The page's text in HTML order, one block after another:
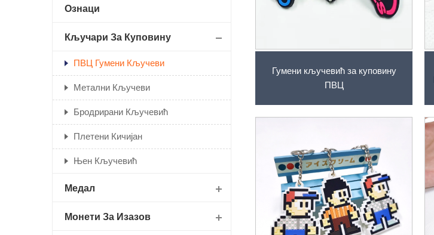
Ознаци
Кључари За Куповину
ПВЦ Гумени Кључеви
Метални Кључеви
Бродрирани Кључевић
Плетени Кичијан
Њен Кључевић
Медал
Монети За Изазов
Гумени кључевић за куповину
ПВЦ